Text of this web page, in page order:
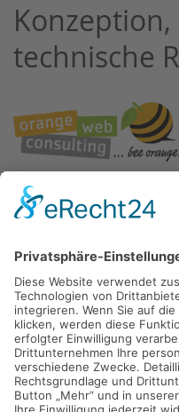
technische
Fax: +49 (08654) 607430